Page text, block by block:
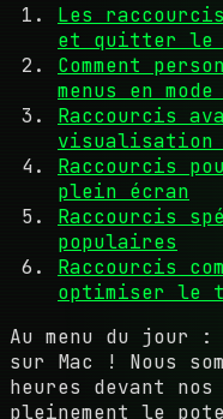
Les
et quitter le
Comment
menus en
Raccourcis
Raccourcis
plein écran
Raccourcis
populaires
Raccourcis
optimiser le
Au menu du jour
sur Mac ! Nous
heures devant
pleinement le